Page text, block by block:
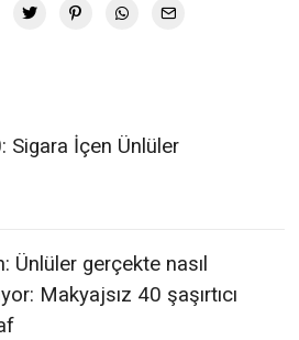
Sigara İçen Ünlüler
Ünlüler gerçekte nasıl
Makyajsız 40 şaşırtıcı